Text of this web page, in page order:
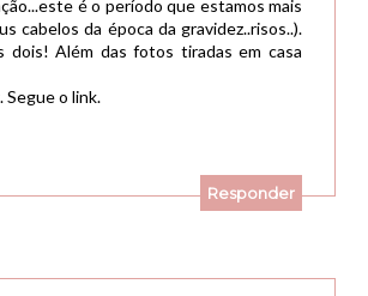
é o período que estamos mais
cabelos da época da gravidez..risos..).
Além das fotos tiradas em casa
Segue o link.
Responder